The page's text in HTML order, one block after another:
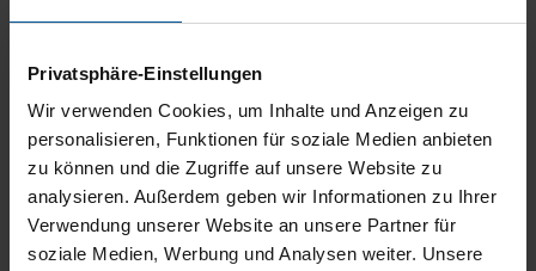
Privatsphäre-Einstellungen
Wir verwenden Cookies, um Inhalte und Anzeigen zu
personalisieren, Funktionen für soziale Medien anbieten
zu können und die Zugriffe auf unsere Website zu
analysieren. Außerdem geben wir Informationen zu Ihrer
Verwendung unserer Website an unsere Partner für
soziale Medien, Werbung und Analysen weiter. Unsere
Über die VLH
Beratersuche
Karriere
Presse
Kontakt
Informationen für Mitglieder